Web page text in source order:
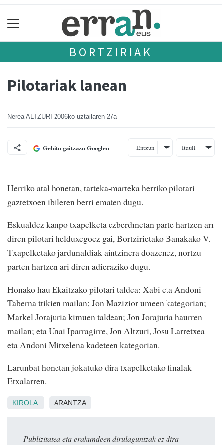
BORTZIRIAK
Pilotariak lanean
Nerea ALTZURI 2006ko uztailaren 27a
Gehitu gaitzazu Googlen Entzun Itzuli
Herriko atal honetan, tarteka-marteka herriko pilotari
gaztetxoen ibileren berri ematen dugu.
Eskualdez kanpo txapelketa ezberdinetan parte hartzen ari
diren pilotari helduxegoez gai, Bortzirietako Banakako V.
Txapelketako jardunaldiak aintzinera doazenez, nortzu
parten hartzen ari diren adieraziko dugu.
Honako hau Ekaitzako pilotari taldea: Xabi eta Andoni
Taberna ttikien mailan; Jon Mazizior umeen kategorian;
Markel Jorajuria kimuen taldean; Jon Jorajuria haurren
mailan; eta Unai Iparragirre, Jon Altzuri, Josu Larretxea
eta Andoni Mitxelena kadeteen kategorian.
Larunbat honetan jokatuko dira txapelketako finalak
Etxalarren.
KIROLA ARANTZA
Publizitatea eta erakundeen dirulaguntzak ez dira